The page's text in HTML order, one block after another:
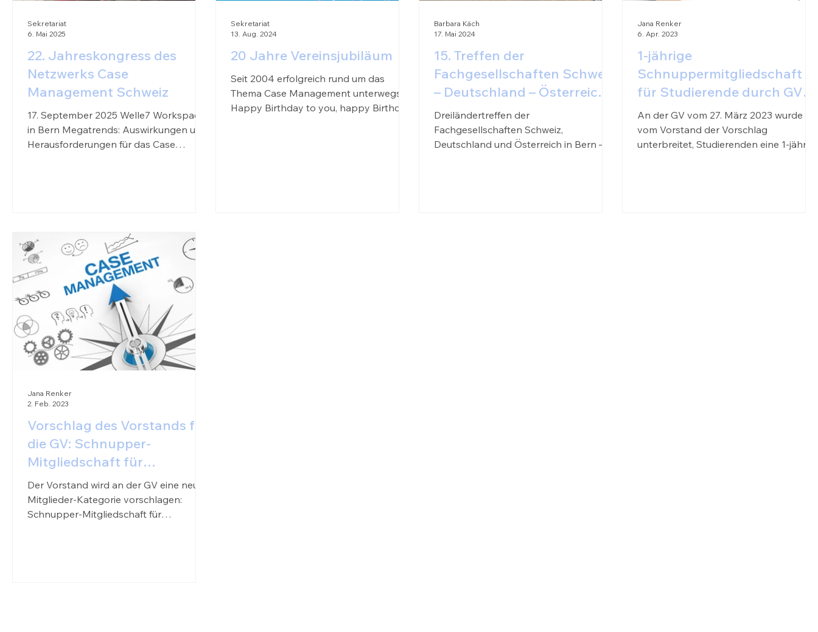
22. Jahreskongress des
Netzwerks Case
Management Schweiz
17. September 2025 Welle7 Workspace
in Bern Megatrends: Auswirkungen und
Herausforderungen für das Case
Aufgaben. Am 22. Schweizerischen
Case Management-Kongress
diskutieren wir, welche Chancen und
Herausforderungen diese
Entwicklungen für die Praxis bedeuten.
Im Fokus stehen zentrale Megatrends
und ihre Impli
Sekretariat
6. Mai 2025
20 Jahre Vereinsjubiläum
Seit 2004 erfolgreich rund um das
Thema Case Management unterwegs!
Happy Birthday to you, happy Birthday
Sekretariat
13. Aug. 2024
15. Treffen der
Fachgesellschaften Schweiz
– Deutschland – Österreich /
Rückblick
Dreiländertreffen der
Fachgesellschaften Schweiz,
Deutschland und Österreich in Bern –
Barbara Käch
17. Mai 2024
1-jährige
Schnuppermitgliedschaft
für Studierende durch GV
bestätigt
An der GV vom 27. März 2023 wurde
vom Vorstand der Vorschlag
unterbreitet, Studierenden eine 1-
Jana Renker
6. Apr. 2023
Vorschlag des Vorstands für
die GV: Schnupper-
Mitgliedschaft für
Studierende
Der Vorstand wird an der GV eine neue
Mitglieder-Kategorie vorschlagen:
Schnupper-Mitgliedschaft für
Jana Renker
2. Feb. 2023